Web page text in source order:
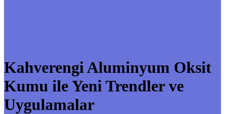
Kahverengi Aluminyum Oksit
Kumu ile Yeni Trendler ve
Uygulamalar